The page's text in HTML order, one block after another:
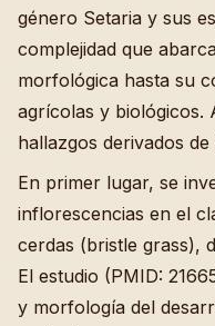
género Setaria y sus
complejidad que
morfológica hasta su
agrícolas y biológicos.
hallazgos derivados
En primer lugar, se
inflorescencias en el
cerdas (bristle grass),
El estudio (PMID:
y morfología del